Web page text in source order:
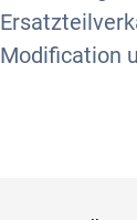
Modification